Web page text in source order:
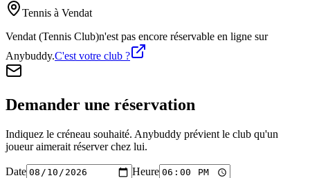
Tennis à Vendat
Vendat (Tennis Club)n'est pas encore réservable en ligne sur
Anybuddy.C'est votre club ?
Demander une réservation
Indiquez le créneau souhaité. Anybuddy prévient le club qu'un
joueur aimerait réserver chez lui.
Date Heure